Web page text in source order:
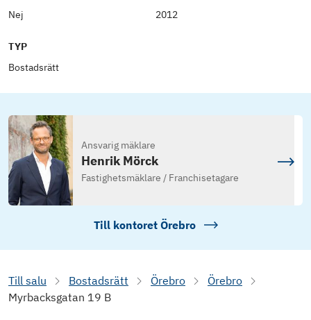
Nej
2012
TYP
Bostadsrätt
Ansvarig mäklare
Henrik Mörck
Fastighetsmäklare / Franchisetagare
Till kontoret Örebro
Till salu Bostadsrätt Örebro
Örebro
Myrbacksgatan 19 B